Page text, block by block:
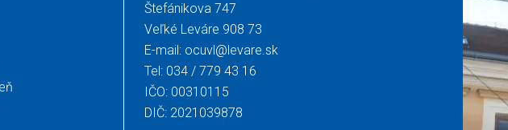
Štefánikova 747
Veľké Leváre 908 73
E-mail: ocuvl@levare.sk
Tel: 034 / 779 43 16
IČO: 00310115
DIČ: 2021039878